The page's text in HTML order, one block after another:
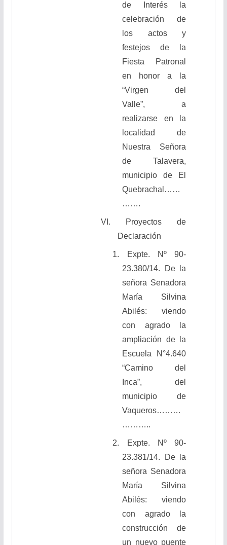
de Interés la
celebración de
los actos y
festejos de la
Fiesta Patronal
en honor a la
“Virgen del
Valle”, a
realizarse en la
localidad de
Nuestra Señora
de Talavera,
municipio de El
Quebrachal……
…….
VI. Proyectos de
Declaración
1. Expte. Nº 90-
23.380/14. De la
señora Senadora
María Silvina
Abilés: viendo
con agrado la
ampliación de la
Escuela N°4.640
“Camino del
Inca”, del
municipio de
Vaqueros………
………..
2. Expte. Nº 90-
23.381/14. De la
señora Senadora
María Silvina
Abilés: viendo
con agrado la
construcción de
un nuevo puente